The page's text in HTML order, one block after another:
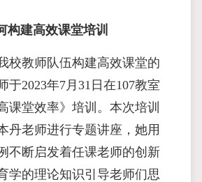
构建高效课堂培训
校教师队伍构建高效课堂的
于2023年7月31日在107教室
课堂效率》培训。本次培训
丹老师进行专题讲座，她用
不断启发着任课老师的创新
学的理论知识引导老师们思